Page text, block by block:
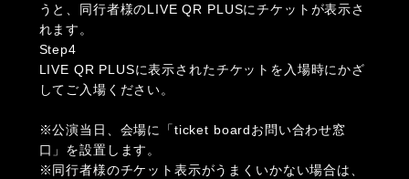
うと、同行者様のLIVE QR PLUSにチケットが表示さ
れます。
Step4
LIVE QR PLUSに表示されたチケットを入場時にかざ
してご入場ください。
※公演当日、会場に「ticket boardお問い合わせ窓
口」を設置します。
※同行者様のチケット表示がうまくいかない場合は、